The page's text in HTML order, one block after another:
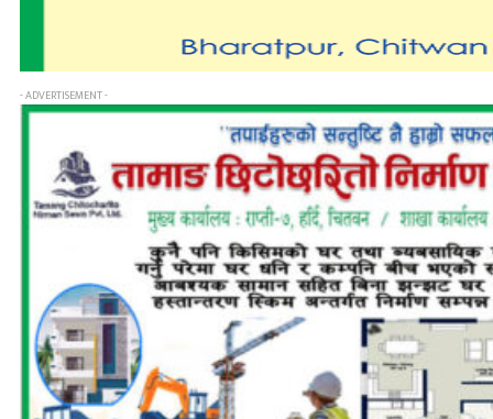
- ADVERTISEMENT -